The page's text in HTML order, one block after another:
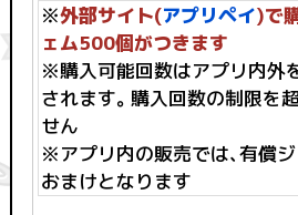
※外部サイト(アプリペイ)で
ェム500個がつきます
※購入可能回数はアプリ内外
されます。購入回数の制限を
せん
※アプリ内の販売では、有償
おまけとなります